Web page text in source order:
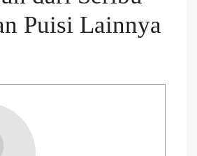
Puisi Lainnya